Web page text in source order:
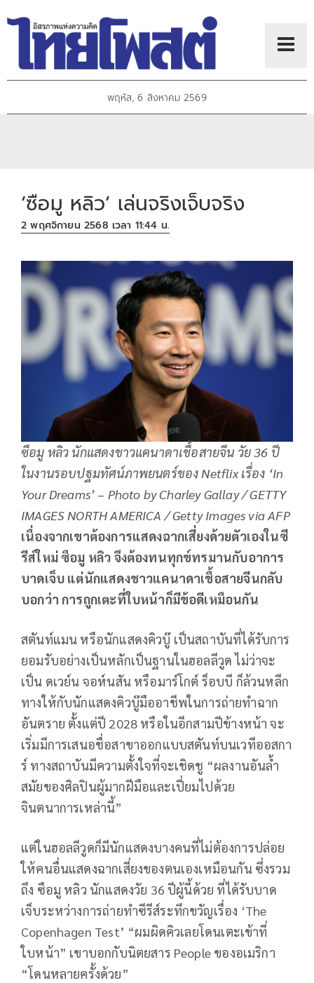
พฤหัส, 6 สิงหาคม 2569
‘ซือมู หลิว’ เล่นจริงเจ็บจริง
2 พฤศจิกายน 2568 เวลา 11:44 น.
ซือมู หลิว นักแสดงชาวแคนาดาเชื้อสายจีน วัย 36 ปี
ในงานรอบปฐมทัศน์ภาพยนตร์ของ Netflix เรื่อง ‘In
Your Dreams’ – Photo by Charley Gallay / GETTY
IMAGES NORTH AMERICA / Getty Images via AFP
เนื่องจากเขาต้องการแสดงฉากเสี่ยงด้วยตัวเองในซี
รีส์ใหม่ ซือมู หลิว จึงต้องทนทุกข์ทรมานกับอาการ
บาดเจ็บ แต่นักแสดงชาวแคนาดาเชื้อสายจีนกลับ
บอกว่า การถูกเตะที่ใบหน้าก็มีข้อดีเหมือนกัน
สตันท์แมน หรือนักแสดงคิวบู๊ เป็นสถาบันที่ได้รับการ
ยอมรับอย่างเป็นหลักเป็นฐานในฮอลลีวูด ไม่ว่าจะ
เป็น ดเวย์น จอห์นสัน หรือมาร์โกต์ ร็อบบี ก็ล้วนหลีก
ทางให้กับนักแสดงคิวบู๊มืออาชีพในการถ่ายทำฉาก
อันตราย ตั้งแต่ปี 2028 หรือในอีกสามปีข้างหน้า จะ
เริ่มมีการเสนอชื่อสาขาออกแบบสตันท์บนเวทีออสกา
ร์ ทางสถาบันมีความตั้งใจที่จะเชิดชู “ผลงานอันล้ำ
สมัยของศิลปินผู้มากฝีมือและเปี่ยมไปด้วย
จินตนาการเหล่านี้”
แต่ในฮอลลีวูดก็มีนักแสดงบางคนที่ไม่ต้องการปล่อย
ให้คนอื่นแสดงฉากเสี่ยงของตนเองเหมือนกัน ซึ่งรวม
ถึง ซือมู หลิว นักแสดงวัย 36 ปีผู้นี้ด้วย ที่ได้รับบาด
เจ็บระหว่างการถ่ายทำซีรีส์ระทึกขวัญเรื่อง ‘The
Copenhagen Test’ “ผมผิดคิวเลยโดนเตะเข้าที่
ใบหน้า” เขาบอกกับนิตยสาร People ของอเมริกา
“โดนหลายครั้งด้วย”